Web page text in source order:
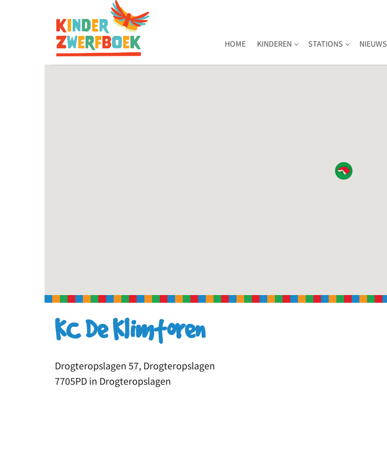
HOME KINDEREN STATIONS NIEUWS
KC De Klimtoren
Drogteropslagen 57, Drogteropslagen
7705PD in Drogteropslagen